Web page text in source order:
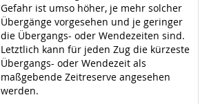
Gefahr ist umso höher, je mehr solcher
Übergänge vorgesehen und je geringer
die Übergangs- oder Wendezeiten sind.
Letztlich kann für jeden Zug die kürzeste
Übergangs- oder Wendezeit als
maßgebende Zeitreserve angesehen
werden.